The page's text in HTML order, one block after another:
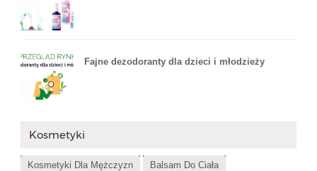
Fajne dezodoranty dla dzieci i młodzieży
Kosmetyki
Kosmetyki Dla Mężczyzn Balsam Do Ciała